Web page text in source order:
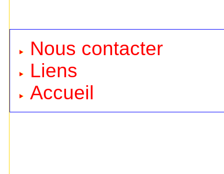
Nous contacter
Liens
Accueil